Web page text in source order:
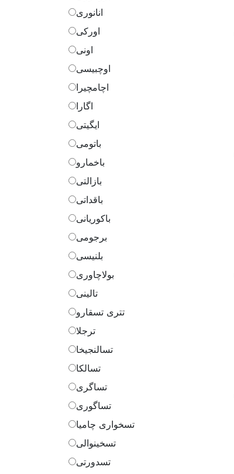
انانوری
اورکی
اونی
اوچبیسی
اچامچیرا
اگارا
ایگیتی
باتومی
باخمارو
بازالتی
باقداتی
باکوریانی
برجومی
بلنیسی
بولاچاوری
تالینی
تتری تسقارو
ترجلا
تسالنجیخا
تسالکا
تساگری
تساگوری
تسخواری چامیا
تسخینوالی
تسدورتی